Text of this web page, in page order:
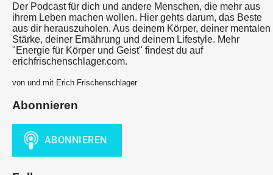
Der Podcast für dich und andere Menschen, die mehr aus
ihrem Leben machen wollen. Hier gehts darum, das Beste
aus dir herauszuholen. Aus deinem Körper, deiner mentalen
Stärke, deiner Ernährung und deinem Lifestyle. Mehr
"Energie für Körper und Geist" findest du auf
erichfrischenschlager.com.
von und mit Erich Frischenschlager
Abonnieren